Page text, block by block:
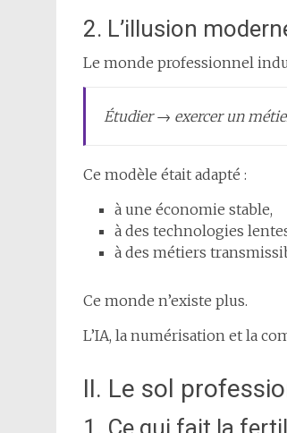
2. L’illusion
Le monde professionnel
Étudier → exercer un
Ce modèle était adapté :
à une économie stable,
à des technologies
à des métiers
Ce monde n’existe plus.
L’IA, la numérisation et la
II. Le sol
1. Ce qui fait la